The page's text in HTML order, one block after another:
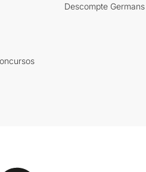
Descompte